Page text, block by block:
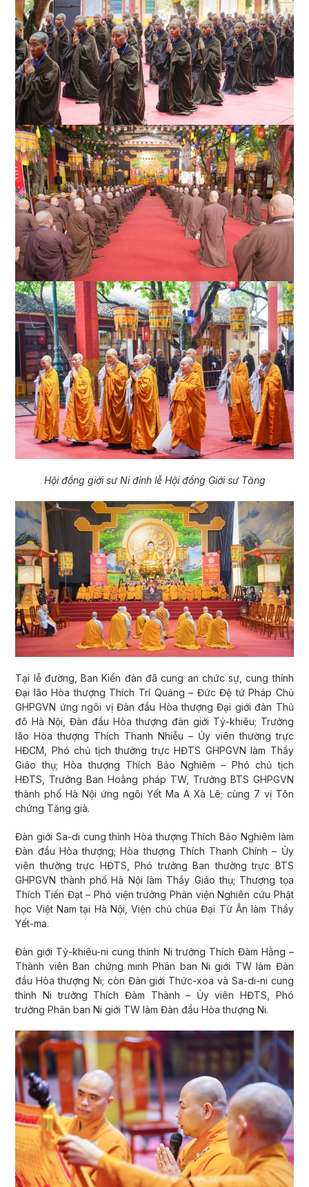
Hội đồng giới sư Ni đỉnh lễ Hội đồng Giới sư Tăng
Tại lễ đường, Ban Kiến đàn đã cung an chức sự, cung thỉnh
Đại lão Hòa thượng Thích Trí Quảng – Đức Đệ tứ Pháp Chủ
GHPGVN ứng ngôi vị Đàn đầu Hòa thượng Đại giới đàn Thủ
đô Hà Nội, Đàn đầu Hòa thượng đàn giới Tỷ-khiêu; Trưởng
lão Hòa thượng Thích Thanh Nhiễu – Ủy viên thường trực
HĐCM, Phó chủ tịch thường trực HĐTS GHPGVN làm Thầy
Giáo thụ; Hòa thượng Thích Bảo Nghiêm – Phó chủ tịch
HĐTS, Trưởng Ban Hoằng pháp TW, Trưởng BTS GHPGVN
thành phố Hà Nội ứng ngôi Yết Ma A Xà Lê; cùng 7 vị Tôn
chứng Tăng già.
Đàn giới Sa-di cung thỉnh Hòa thượng Thích Bảo Nghiêm làm
Đàn đầu Hòa thượng; Hòa thượng Thích Thanh Chính – Ủy
viên thường trực HĐTS, Phó trưởng Ban thường trực BTS
GHPGVN thành phố Hà Nội làm Thầy Giáo thụ; Thượng tọa
Thích Tiến Đạt – Phó viện trưởng Phân viện Nghiên cứu Phật
học Việt Nam tại Hà Nội, Viện chủ chùa Đại Từ Ân làm Thầy
Yết-ma.
Đàn giới Tỷ-khiêu-ni cung thỉnh Ni trưởng Thích Đàm Hằng –
Thành viên Ban chứng minh Phân ban Ni giới TW làm Đàn
đầu Hòa thượng Ni; còn Đàn giới Thức-xoa và Sa-di-ni cung
thỉnh Ni trưởng Thích Đàm Thành – Ủy viên HĐTS, Phó
trưởng Phân ban Ni giới TW làm Đàn đầu Hòa thượng Ni.